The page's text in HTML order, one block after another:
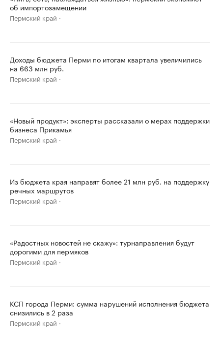
об импортозамещении
Пермский край
Доходы бюджета Перми по итогам квартала увеличились
на 663 млн руб.
Пермский край
«Новый продукт»: эксперты рассказали о мерах поддержки
бизнеса Прикамья
Пермский край
Из бюджета края направят более 21 млн руб. на поддержку
речных маршрутов
Пермский край
«Радостных новостей не скажу»: турнаправления будут
дорогими для пермяков
Пермский край
КСП города Перми: сумма нарушений исполнения бюджета
снизились в 2 раза
Пермский край